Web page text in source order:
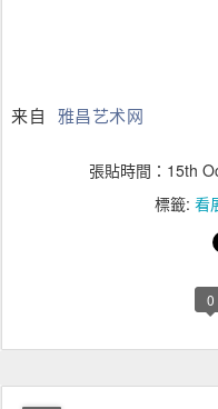
来自 雅昌艺术网
張貼時間： 15th
標籤: 看
0